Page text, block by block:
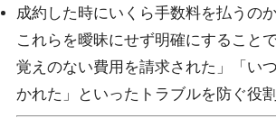
成約した時にいくら手数料を払うの
これらを曖昧にせず明確にすること
覚えのない費用を請求された」「い
かれた」といったトラブルを防ぐ役